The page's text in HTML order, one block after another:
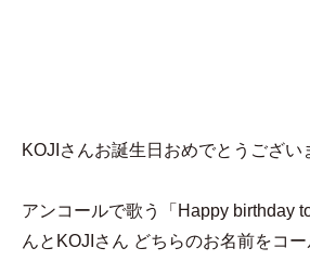
KOJIさんお誕生日おめでとうござい
アンコールで歌う「Happy birthday
んとKOJIさん どちらのお名前をコ